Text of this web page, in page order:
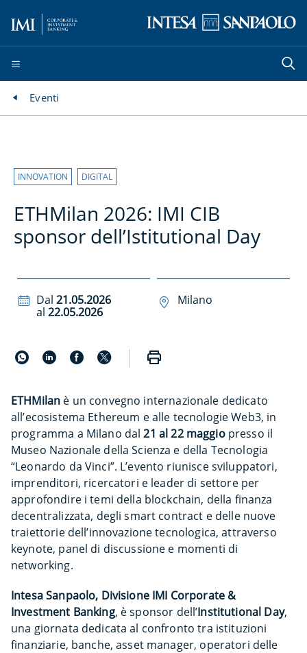
Eventi
INNOVATION DIGITAL
ETHMilan 2026: IMI CIB
sponsor dell’Istitutional Day
Dal 21.05.2026
al 22.05.2026
Milano
ETHMilan è un convegno internazionale dedicato
all’ecosistema Ethereum e alle tecnologie Web3, in
programma a Milano dal21 al 22 maggiopresso il
Museo Nazionale della Scienza e della Tecnologia
“Leonardo da Vinci”. L’evento riunisce sviluppatori,
imprenditori, ricercatori e leader di settore per
approfondire i temi della blockchain, della finanza
decentralizzata, degli smart contract e delle nuove
traiettorie dell’innovazione tecnologica, attraverso
keynote, panel di discussione e momenti di
networking.
Intesa Sanpaolo, Divisione IMI Corporate &
Investment Banking, è sponsor dell’Institutional Day,
una giornata dedicata al confronto tra istituzioni
finanziarie, banche, asset manager, operatori delle